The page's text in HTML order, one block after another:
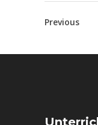
Previous